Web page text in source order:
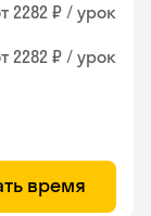
2282 ₽ / урок
2282 ₽ / урок
время